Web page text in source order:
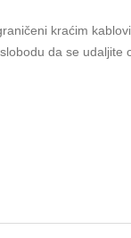
kraćim
da se udaljite